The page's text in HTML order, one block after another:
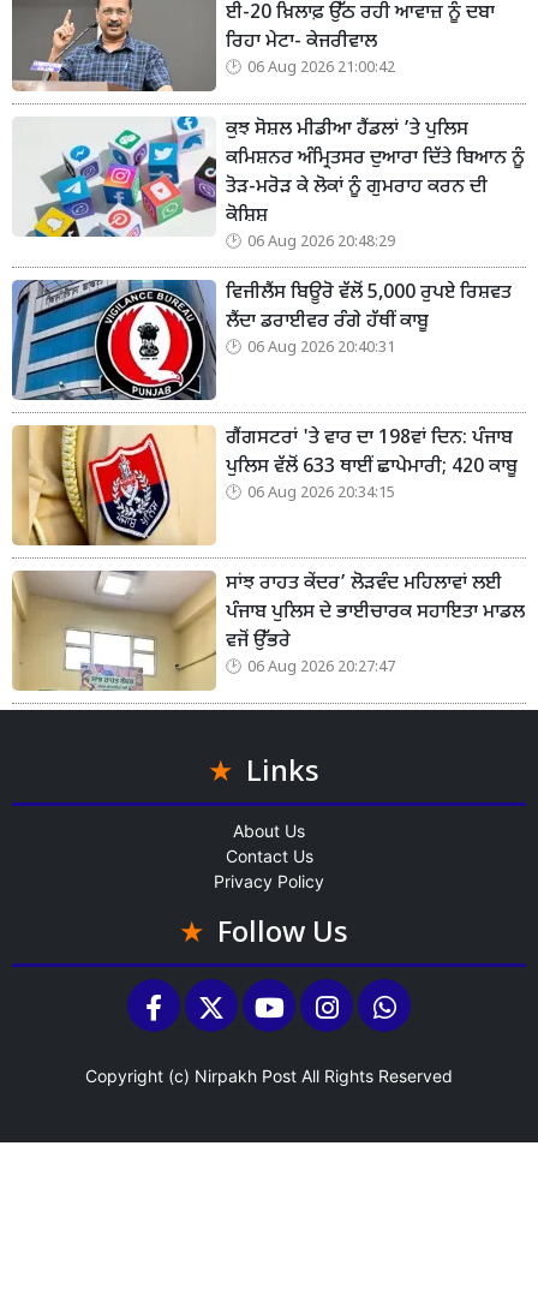
ਈ-20 ਖ਼ਿਲਾਫ਼ ਉੱਠ ਰਹੀ ਆਵਾਜ਼ ਨੂੰ ਦਬਾ
ਰਿਹਾ ਮੇਟਾ- ਕੇਜਰੀਵਾਲ
06 Aug 2026 21:00:42
ਕੁਝ ਸੋਸ਼ਲ ਮੀਡੀਆ ਹੈਂਡਲਾਂ ’ਤੇ ਪੁਲਿਸ
ਕਮਿਸ਼ਨਰ ਅੰਮ੍ਰਿਤਸਰ ਦੁਆਰਾ ਦਿੱਤੇ ਬਿਆਨ ਨੂੰ
ਤੋੜ-ਮਰੋੜ ਕੇ ਲੋਕਾਂ ਨੂੰ ਗੁਮਰਾਹ ਕਰਨ ਦੀ
ਕੋਸ਼ਿਸ਼
06 Aug 2026 20:48:29
ਵਿਜੀਲੈਂਸ ਬਿਊਰੋ ਵੱਲੋਂ 5,000 ਰੁਪਏ ਰਿਸ਼ਵਤ
ਲੈਂਦਾ ਡਰਾਈਵਰ ਰੰਗੇ ਹੱਥੀਂ ਕਾਬੂ
06 Aug 2026 20:40:31
ਗੈਂਗਸਟਰਾਂ 'ਤੇ ਵਾਰ ਦਾ 198ਵਾਂ ਦਿਨ: ਪੰਜਾਬ
ਪੁਲਿਸ ਵੱਲੋਂ 633 ਥਾਈਂ ਛਾਪੇਮਾਰੀ; 420 ਕਾਬੂ
06 Aug 2026 20:34:15
ਸਾਂਝ ਰਾਹਤ ਕੇਂਦਰ’ ਲੋੜਵੰਦ ਮਹਿਲਾਵਾਂ ਲਈ
ਪੰਜਾਬ ਪੁਲਿਸ ਦੇ ਭਾਈਚਾਰਕ ਸਹਾਇਤਾ ਮਾਡਲ
ਵਜੋਂ ਉੱਭਰੇ
06 Aug 2026 20:27:47
Links
About Us
Contact Us
Privacy Policy
Follow Us
Copyright (c) Nirpakh Post All Rights Reserved